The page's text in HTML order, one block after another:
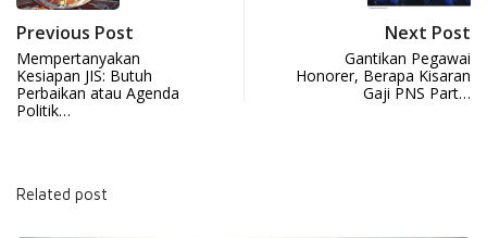
Previous Post
Mempertanyakan
Kesiapan JIS: Butuh
Perbaikan atau Agenda
Politik…
Next Post
Gantikan Pegawai
Honorer, Berapa Kisaran
Gaji PNS Part…
Related post